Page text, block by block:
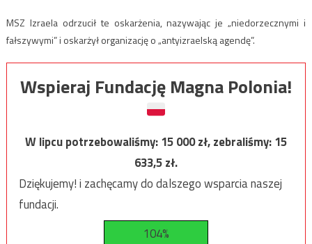
MSZ Izraela odrzucił te oskarżenia, nazywając je „niedorzecznymi i
fałszywymi” i oskarżył organizację o „antyizraelską agendę”.
Wspieraj Fundację Magna Polonia!
W lipcu potrzebowaliśmy:15 000zł, zebraliśmy:15
633,5zł.
Dziękujemy! i zachęcamy do dalszego wsparcia naszej
fundacji.
104%